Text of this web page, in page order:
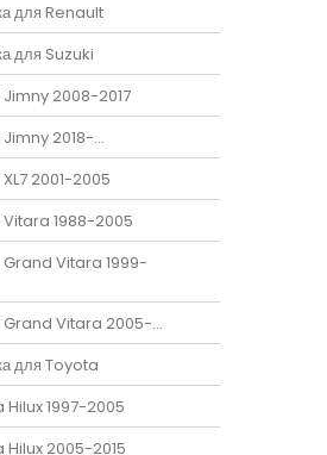
для Renault
для Suzuki
Jimny 2008-2017
2018-...
2001-2005
Vitara 1988-2005
Grand Vitara 1999-
Grand Vitara 2005-...
для Toyota
Hilux 1997-2005
Hilux 2005-2015